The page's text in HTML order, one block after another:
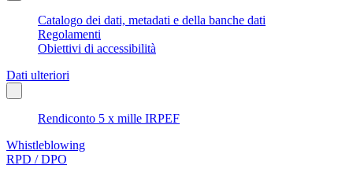
Catalogo dei dati, metadati e della banche dati
Regolamenti
Obiettivi di accessibilità
Dati ulteriori
Rendiconto 5 x mille IRPEF
Whistleblowing
RPD / DPO